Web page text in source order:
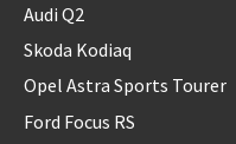
Audi Q2
Skoda Kodiaq
Opel Astra Sports Tourer
Ford Focus RS